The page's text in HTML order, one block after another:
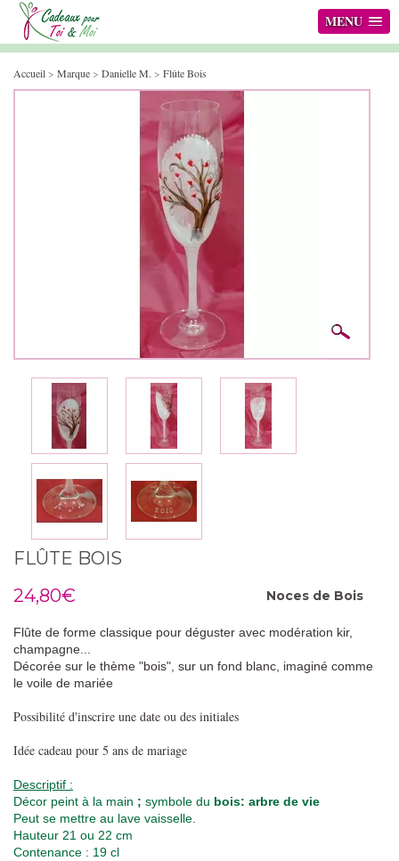
MENU
Accueil> Marque> Danielle M. > Flûte Bois
FLÛTE BOIS
24,80€
Noces de Bois
Flûte de forme classique pour déguster avec modération kir,
champagne...
Décorée sur le thème "bois", sur un fond blanc, imaginé comme
le voile de mariée
Possibilité d'inscrire une date ou des initiales
Idée cadeau pour 5 ans de mariage
Descriptif :
Décor peint à la main ; symbole du bois: arbre de vie
Peut se mettre au lave vaisselle.
Hauteur 21 ou 22 cm
Contenance : 19 cl